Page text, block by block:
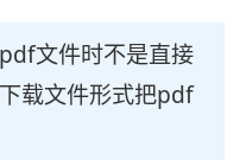
文件时不是直接
载文件形式把pdf